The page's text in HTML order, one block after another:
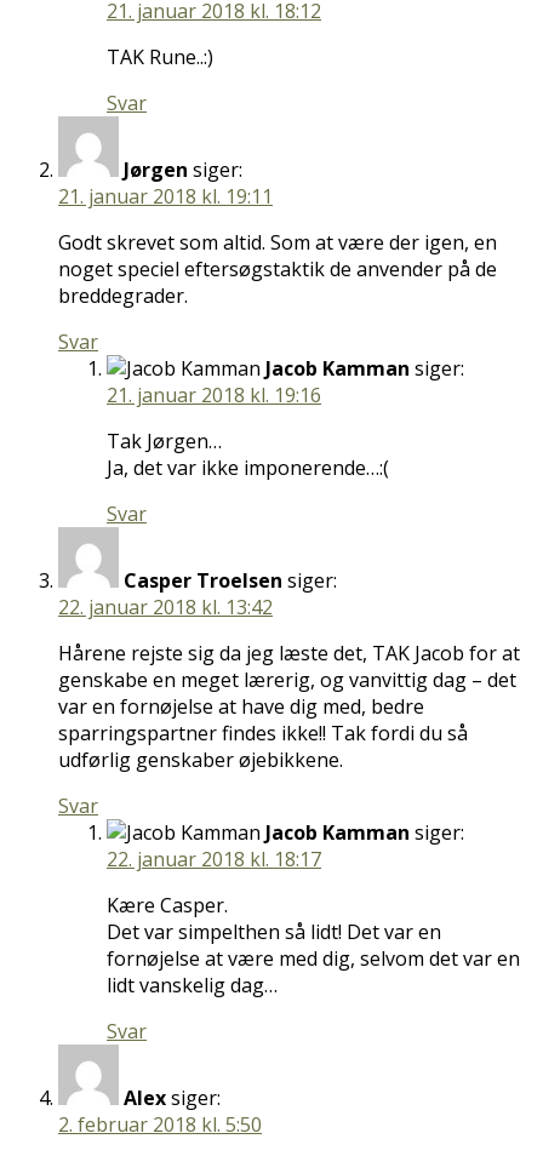
21. januar 2018 kl. 18:12
TAK Rune..:)
Svar
Jørgen siger:
21. januar 2018 kl. 19:11
Godt skrevet som altid. Som at være der igen, en
noget speciel eftersøgstaktik de anvender på de
breddegrader.
Svar
Jacob Kamman siger:
21. januar 2018 kl. 19:16
Tak Jørgen…
Ja, det var ikke imponerende…:(
Svar
Casper Troelsen siger:
22. januar 2018 kl. 13:42
Hårene rejste sig da jeg læste det, TAK Jacob for at
genskabe en meget lærerig, og vanvittig dag – det
var en fornøjelse at have dig med, bedre
sparringspartner findes ikke!! Tak fordi du så
udførlig genskaber øjebikkene.
Svar
Jacob Kamman siger:
22. januar 2018 kl. 18:17
Kære Casper.
Det var simpelthen så lidt! Det var en
fornøjelse at være med dig, selvom det var en
lidt vanskelig dag…
Svar
Alexsiger:
2. februar 2018 kl. 5:50